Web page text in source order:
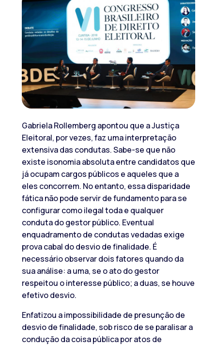
Gabriela Rollemberg apontou que a Justiça
Eleitoral, por vezes, faz uma interpretação
extensiva das condutas. Sabe-se que não
existe isonomia absoluta entre candidatos que
já ocupam cargos públicos e aqueles que a
eles concorrem. No entanto, essa disparidade
fática não pode servir de fundamento para se
configurar como ilegal toda e qualquer
conduta do gestor público. Eventual
enquadramento de condutas vedadas exige
prova cabal do desvio de finalidade. É
necessário observar dois fatores quando da
sua análise: a uma, se o ato do gestor
respeitou o interesse público; a duas, se houve
efetivo desvio.
Enfatizou a impossibilidade de presunção de
desvio de finalidade, sob risco de se paralisar a
condução da coisa pública por atos de